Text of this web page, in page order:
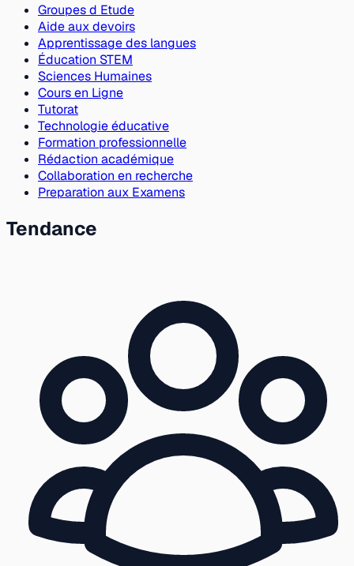
Groupes d Etude
Aide aux devoirs
Apprentissage des langues
Éducation STEM
Sciences Humaines
Cours en Ligne
Tutorat
Technologie éducative
Formation professionnelle
Rédaction académique
Collaboration en recherche
Preparation aux Examens
Tendance